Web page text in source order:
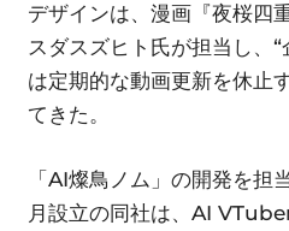
デザインは、漫画『夜桜四
スダスズヒト氏が担当し、
は定期的な動画更新を休止
てきた。
「AI燦鳥ノム」の開発を
月設立の同社は、AI